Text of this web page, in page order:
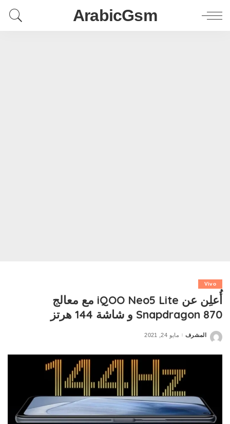
ArabicGsm
Vivo
أُعلِن عن iQOO Neo5 Lite مع معالج
Snapdragon 870 و شاشة 144 هرتز
Posted
المشرف مايو 24, 2021